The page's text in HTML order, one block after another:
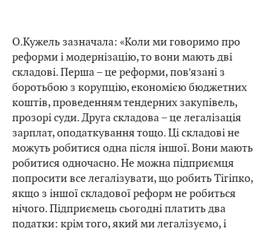
О.Кужель зазначала: «Коли ми говоримо про
реформи і модернізацію, то вони мають дві
складові. Перша – це реформи, пов’язані з
боротьбою з корупцію, економією бюджетних
коштів, проведенням тендерних закупівель,
прозорі суди. Друга складова – це легалізація
зарплат, оподаткування тощо. Ці складові не
можуть робитися одна після іншої. Вони мають
робитися одночасно. Не можна підприємця
попросити все легалізувати, що робить Тігіпко,
якщо з іншої складової реформ не робиться
нічого. Підприємець сьогодні платить два
податки: крім того, який ми легалізуємо, і